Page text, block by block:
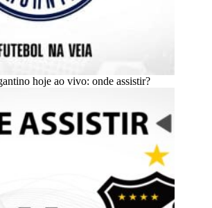
hoje ao vivo: onde assistir?